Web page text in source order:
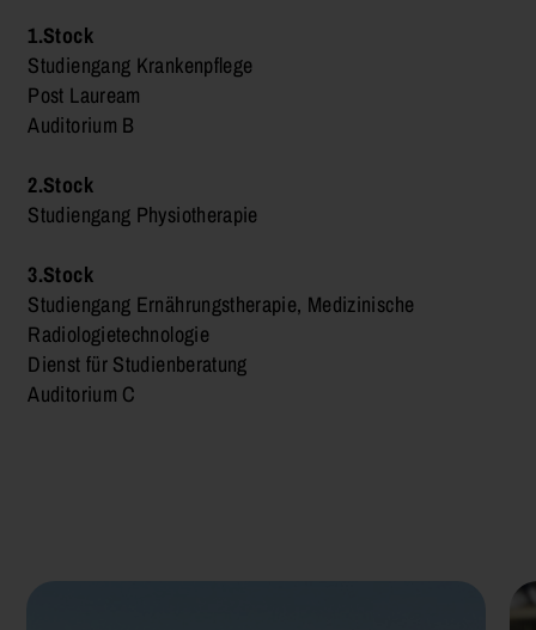
1.Stock
Studiengang Krankenpflege
Post Lauream
Auditorium B
2.Stock
Studiengang Physiotherapie
3.Stock
Studiengang Ernährungstherapie, Medizinische
Radiologietechnologie
Dienst für Studienberatung
Auditorium C